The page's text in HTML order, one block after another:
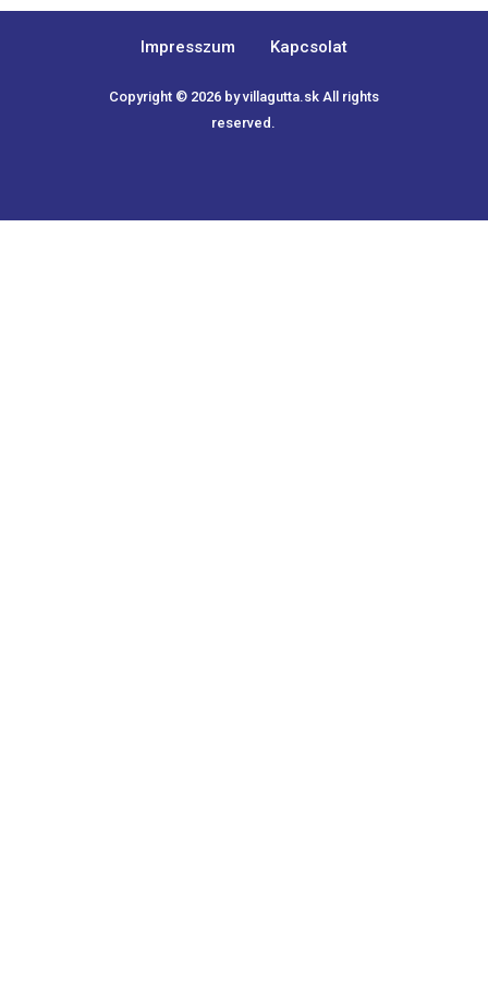
Impresszum Kapcsolat
Copyright © 2026 byvillagutta.skAll rights
reserved.